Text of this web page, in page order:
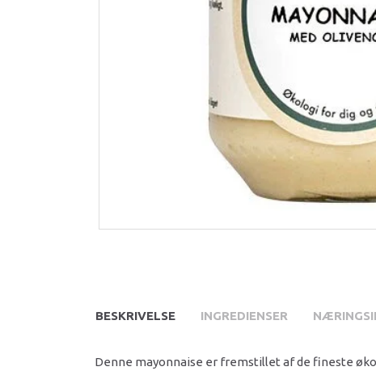
BESKRIVELSE INGREDIENSER
Denne mayonnaise er fremstillet af de fineste